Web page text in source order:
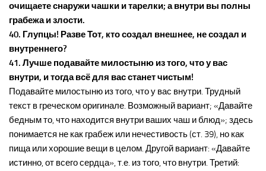
очищаете снаружи чашки и тарелки; а внутри вы полны
грабежа и злости.
40. Глупцы! Разве Тот, кто создал внешнее, не создал и
внутреннего?
41. Лучше подавайте милостыню из того, что у вас
внутри, и тогда всё для вас станет чистым!
Подавайте милостыню из того, что у вас внутри. Трудный
текст в греческом оригинале. Возможный вариант; «Давайте
бедным то, что находится внутри ваших чаш и блюд»; здесь
понимается не как грабеж или нечестивость (ст. 39), но как
пища или хорошие вещи в целом. Другой вариант: «Давайте
истинно, от всего сердца», т.е. из того, что внутри. Третий: